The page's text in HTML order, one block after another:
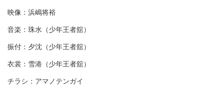
映像：浜嶋将裕
音楽：珠水（少年王者舘）
振付：夕沈（少年王者舘）
衣裳：雪港（少年王者舘）
チラシ：アマノテンガイ